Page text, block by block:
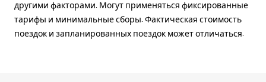
другими факторами. Могут применяться фиксированные
тарифы и минимальные сборы. Фактическая стоимость
поездок и запланированных поездок может отличаться.